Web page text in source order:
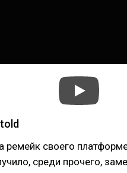
ремейк своего
среди прочего,